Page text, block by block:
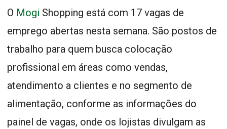
O Mogi Shopping está com 17 vagas de
emprego abertas nesta semana. São postos de
trabalho para quem busca colocação
profissional em áreas como vendas,
atendimento a clientes e no segmento de
alimentação, conforme as informações do
painel de vagas, onde os lojistas divulgam as